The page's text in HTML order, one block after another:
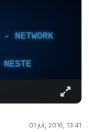
NETWORK
NESTE
01 jul, 2016, 13:41